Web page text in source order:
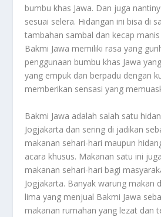
bumbu khas Jawa. Dan juga
sesuai selera. Hidangan ini bisa di
tambahan sambal dan kecap
Bakmi Jawa memiliki rasa yang
penggunaan bumbu khas Jawa
yang empuk dan berpadu dengan
memberikan sensasi yang
Bakmi Jawa adalah salah satu
Jogjakarta dan sering di jadikan
makanan sehari-hari maupun
acara khusus. Makanan satu ini
makanan sehari-hari bagi
Jogjakarta. Banyak warung makan
lima yang menjual Bakmi Jawa
makanan rumahan yang lezat dan